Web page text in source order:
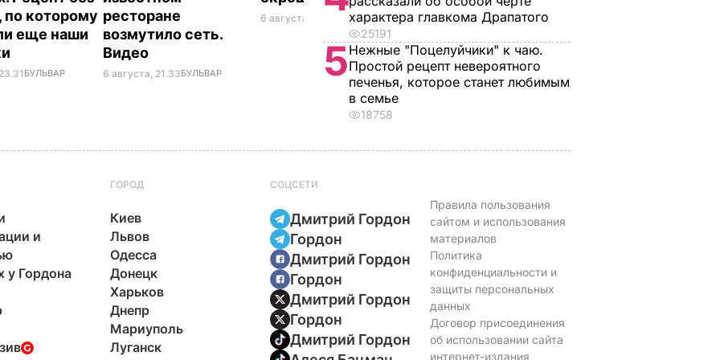
по которому
еще наши
БУЛЬВАР
ресторане
возмутило сеть.
Видео
6 августа, 21.33БУЛЬВАР
6 августа, 18.21 БУЛЬВАР
кабачки
характера главкома Драпатого
25191
5Нежные "Поцелуйчики" к чаю.
Простой рецепт невероятного
печенья, которое станет любимым
в семье
18758
и
у Гордона
ГОРОД
Киев
Львов
Одесса
Донецк
Харьков
Днепр
Мариуполь
Луганск
СОЦСЕТИ
Дмитрий Гордон
Гордон
Дмитрий Гордон
Гордон
Дмитрий Гордон
Гордон
Дмитрий Гордон
Правила пользования
сайтом и использования
материалов
Политика
конфиденциальности и
защиты персональных
данных
Договор присоединения
об использовании сайта
интернет-издания